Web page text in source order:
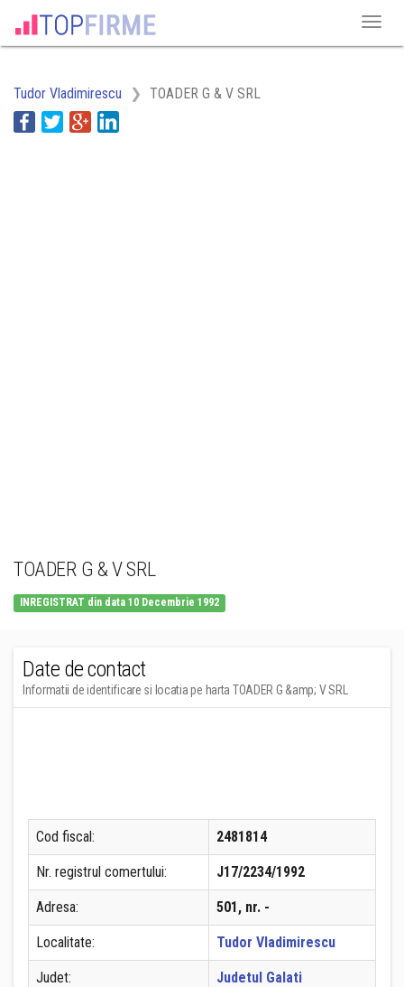
Tudor Vladimirescu TOADER G & V SRL
TOADER G & V SRL
INREGISTRAT din data 10 Decembrie 1992
Date de contact
Informatii de identificare si locatia pe harta TOADER G &amp; V SRL
Cod fiscal: 2481814
Nr. registrul comertului: J17/2234/1992
Adresa: 501, nr. -
Localitate: Tudor Vladimirescu
Judet: Judetul Galati